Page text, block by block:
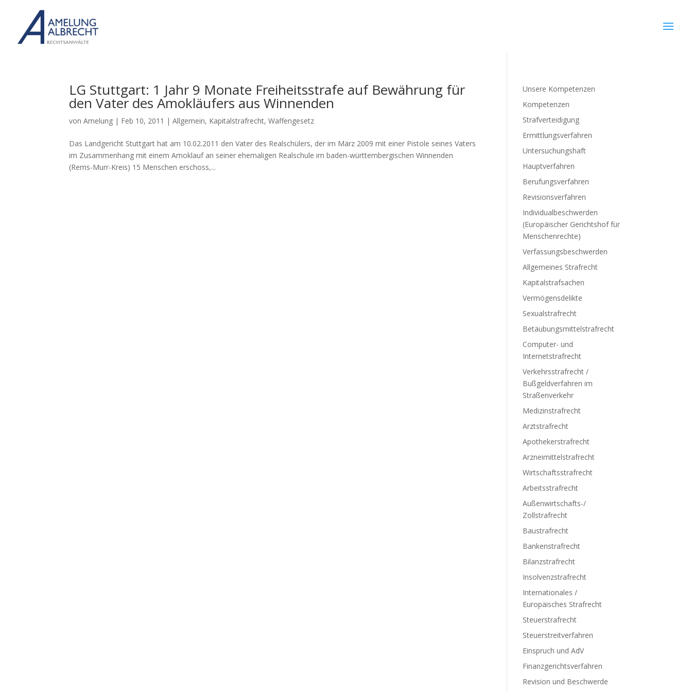
LG Stuttgart: 1 Jahr 9 Monate Freiheitsstrafe auf Bewährung für
den Vater des Amokläufers aus Winnenden
vonAmelung | Feb 10, 2011 |Allgemein, Kapitalstrafrecht,Waffengesetz
Das Landgericht Stuttgart hat am 10.02.2011 den Vater des Realschülers, der im März 2009 mit einer Pistole seines Vaters
im Zusammenhang mit einem Amoklauf an seiner ehemaligen Realschule im baden-württembergischen Winnenden
(Rems-Murr-Kreis) 15 Menschen erschoss,...
Unsere Kompetenzen
Kompetenzen
Strafverteidigung
Ermittlungsverfahren
Untersuchungshaft
Hauptverfahren
Berufungsverfahren
Revisionsverfahren
Individualbeschwerden
(Europäischer Gerichtshof für
Menschenrechte)
Verfassungsbeschwerden
Allgemeines Strafrecht
Kapitalstrafsachen
Vermögensdelikte
Sexualstrafrecht
Betäubungsmittelstrafrecht
Computer- und
Internetstrafrecht
Verkehrsstrafrecht /
Bußgeldverfahren im
Straßenverkehr
Medizinstrafrecht
Arztstrafrecht
Apothekerstrafrecht
Arzneimittelstrafrecht
Wirtschaftsstrafrecht
Arbeitsstrafrecht
Außenwirtschafts-/
Zollstrafrecht
Baustrafrecht
Bankenstrafrecht
Bilanzstrafrecht
Insolvenzstrafrecht
Internationales /
Europäisches Strafrecht
Steuerstrafrecht
Steuerstreitverfahren
Einspruch und AdV
Finanzgerichtsverfahren
Revision und Beschwerde